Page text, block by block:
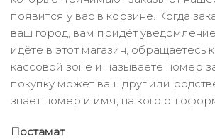
появится у вас в корзине. Когда
ваш город, вам придёт
идёте в этот магазин, обращаетесь
кассовой зоне и называете номер
покупку может ваш друг или
знает номер и имя, на кого он
Постамат